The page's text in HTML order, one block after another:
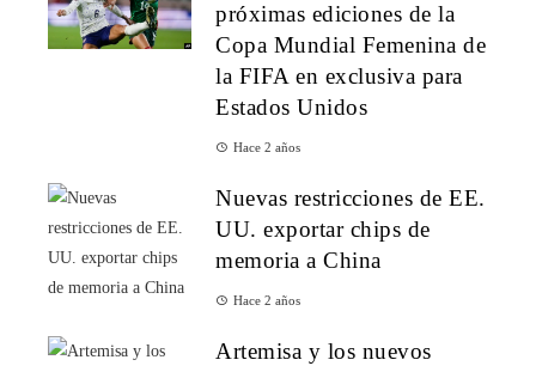
próximas ediciones de la
Copa Mundial Femenina de
la FIFA en exclusiva para
Estados Unidos
Hace 2 años
Nuevas restricciones de EE.
UU. exportar chips de
memoria a China
Hace 2 años
Artemisa y los nuevos